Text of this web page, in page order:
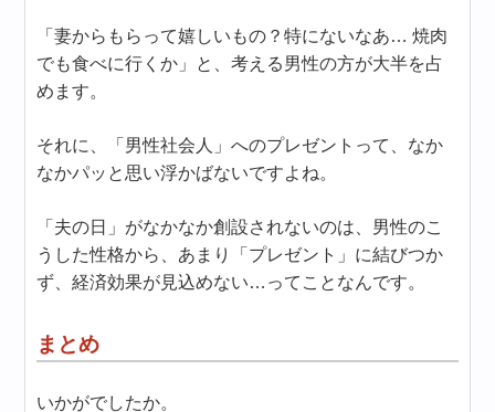
「妻からもらって嬉しいもの？特にないなあ… 焼肉
でも食べに行くか」と、考える男性の方が大半を占
めます。
それに、「男性社会人」へのプレゼントって、なか
なかパッと思い浮かばないですよね。
「夫の日」がなかなか創設されないのは、男性のこ
うした性格から、あまり「プレゼント」に結びつか
ず、経済効果が見込めない…ってことなんです。
まとめ
いかがでしたか。